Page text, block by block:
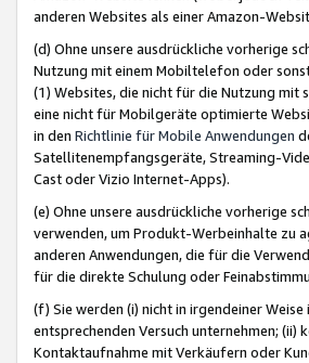
anderen Websites als einer Amazon-
(d) Ohne unsere ausdrückliche vorherige
Nutzung mit einem Mobiltelefon oder
(1) Websites, die nicht für die Nutzung mit
eine nicht für Mobilgeräte optimierte
in den Richtlinie für Mobile Anwendungen
Satellitenempfangsgeräte, Streaming-
Cast oder Vizio Internet-Apps).
(e) Ohne unsere ausdrückliche vorherige
verwenden, um Produkt-Werbeinhalte zu
anderen Anwendungen, die für die
für die direkte Schulung oder
(f) Sie werden (i) nicht in irgendeiner
entsprechenden Versuch unternehmen;
Kontaktaufnahme mit Verkäufern oder